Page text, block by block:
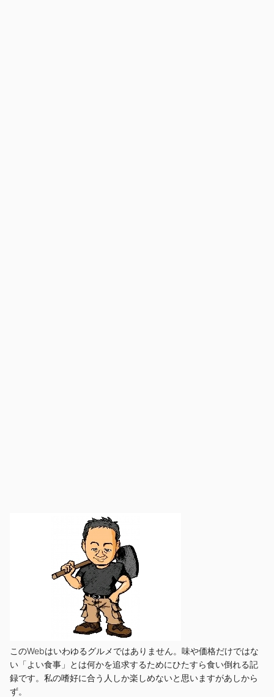
このWebはいわゆるグルメではありません。味や価格だけではな
い「よい食事」とは何かを追求するためにひたすら食い倒れる記
録です。私の嗜好に合う人しか楽しめないと思いますがあしから
ず。